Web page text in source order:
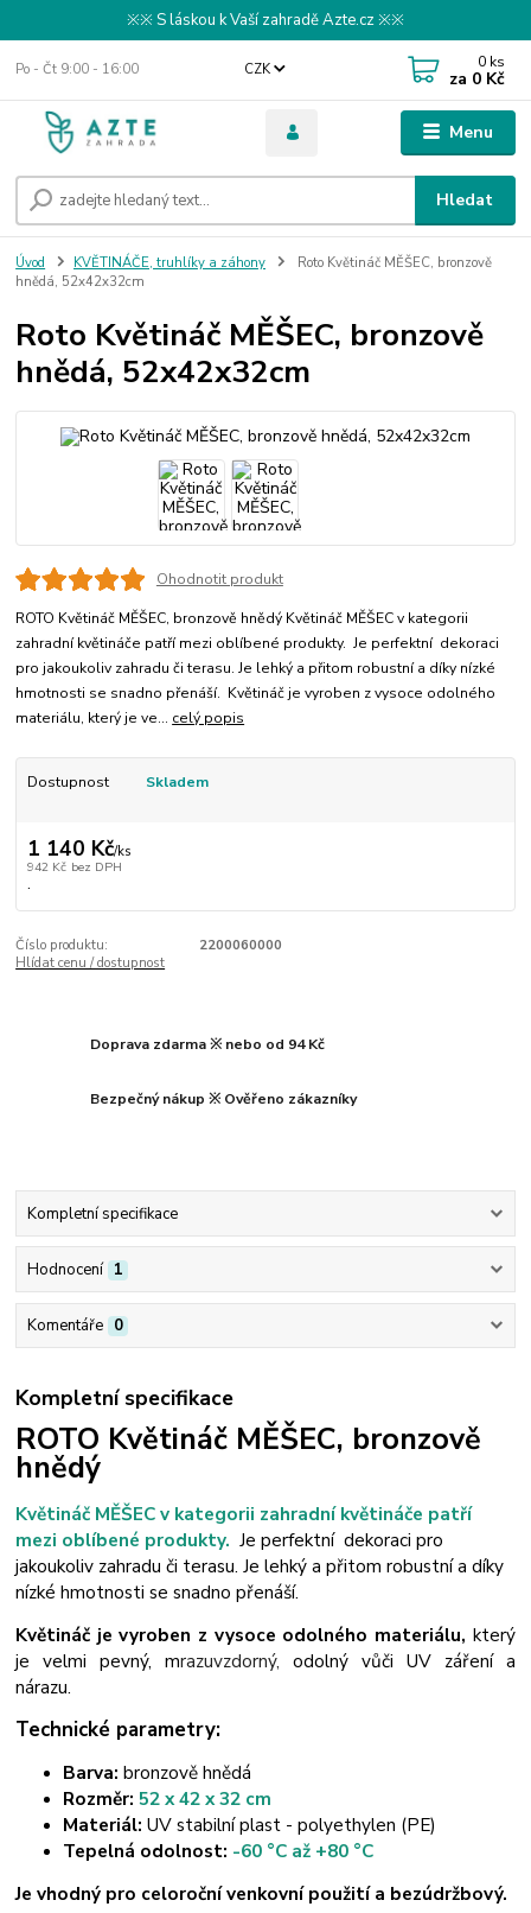
※※ S láskou k Vaší zahradě Azte.cz ※※
Menu
CZK
Hledat
Po - Čt 9:00 - 16:00 0 ks
za 0 Kč
Úvod KVĚTINÁČE, truhlíky a záhony
Roto Květináč MĚŠEC, bronzově
hnědá, 52x42x32cm
Roto Květináč MĚŠEC, bronzově
hnědá, 52x42x32cm
Ohodnotit produkt
ROTO Květináč MĚŠEC, bronzově hnědý Květináč MĚŠEC v kategorii
zahradní květináče patří mezi oblíbené produkty. Je perfektní dekoraci
pro jakoukoliv zahradu či terasu. Je lehký a přitom robustní a díky nízké
hmotnosti se snadno přenáší. Květináč je vyroben z vysoce odolného
materiálu, který je ve... celý popis
Dostupnost Skladem
1 140 Kč/ks
942 Kč bez DPH
.
Číslo produktu:
2200060000
Hlídat cenu / dostupnost
Doprava zdarma ※ nebo od 94 Kč
Bezpečný nákup ※ Ověřeno zákazníky
Kompletní specifikace
Hodnocení 1
Komentáře 0
Kompletní specifikace
ROTO Květináč MĚŠEC, bronzově
hnědý
Květináč MĚŠEC v kategorii zahradní květináče patří
mezi oblíbené produkty. Je perfektní dekoraci pro
jakoukoliv zahradu či terasu. Je lehký a přitom robustní a díky
nízké hmotnosti se snadno přenáší.
Květináč je vyroben z vysoce odolného materiálu, který
je velmi pevný, mrazuvzdorný, odolný vůči UV záření a
nárazu.
Technické parametry:
Barva: bronzově hnědá
Rozměr:52 x 42 x 32 cm
Materiál: UV stabilní plast - polyethylen (PE)
Tepelná odolnost: -60 °C až +80 °C
Je vhodný pro celoroční venkovní použití a bezúdržbový.